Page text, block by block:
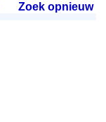
Zoek opnieuw.